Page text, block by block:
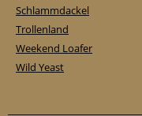
Schlammdackel
Trollenland
Weekend Loafer
Wild Yeast